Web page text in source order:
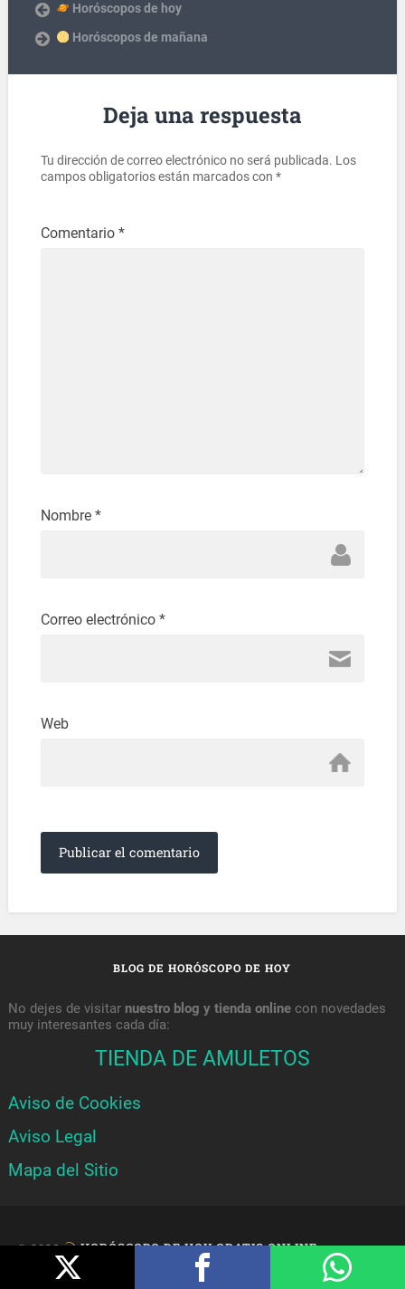
Horóscopos de hoy
Horóscopos de mañana
Deja una respuesta
Tu dirección de correo electrónico no será publicada. Los
campos obligatorios están marcados con *
Comentario *
Nombre *
Correo electrónico *
Web
BLOG DE HORÓSCOPO DE HOY
No dejes de visitar nuestro blog y tienda onlinecon novedades
muy interesantes cada día:
TIENDA DE AMULETOS
Aviso de Cookies
Aviso Legal
Mapa del Sitio
© 2026 HORÓSCOPO DE HOY GRATIS ONLINE